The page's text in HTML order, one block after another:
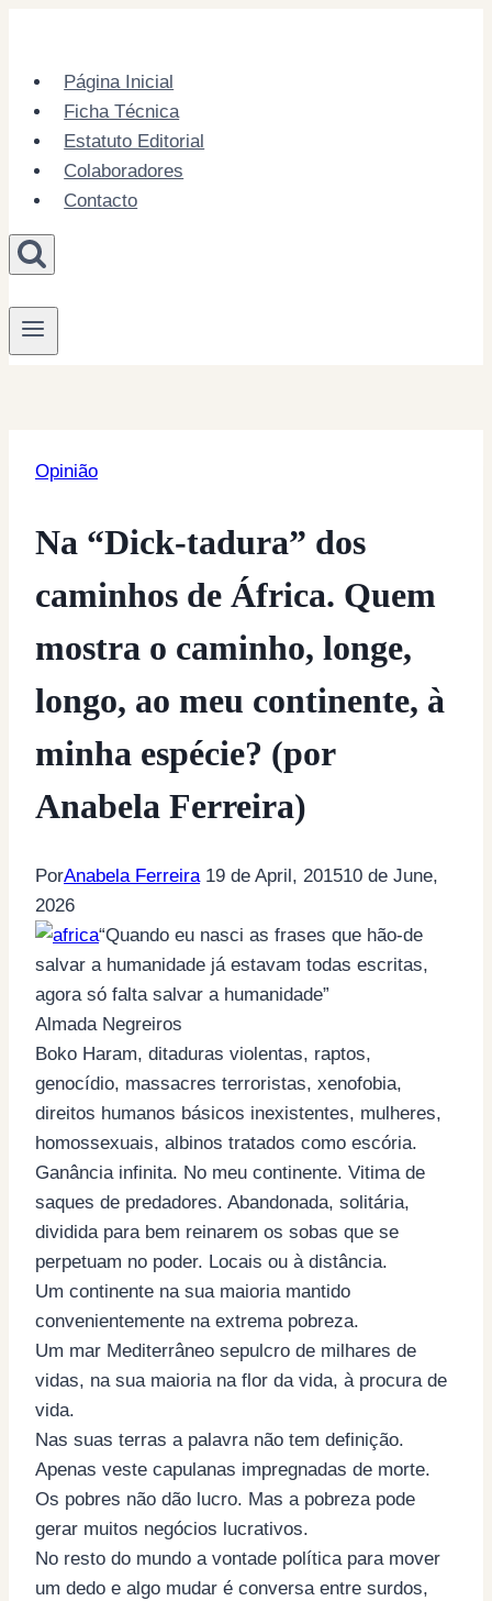
contentPágina Inicial
Ficha Técnica
Estatuto Editorial
Colaboradores
Contacto
Opinião
Na “Dick-tadura” dos
caminhos de África. Quem
mostra o caminho, longe,
longo, ao meu continente, à
minha espécie?​ (por
Anabela Ferreira)
PorAnabela Ferreira 19 de April, 201510 de June,
2026
“Quando eu nasci as frases que hão-de
salvar a humanidade já estavam todas escritas,
agora só falta salvar a humanidade”
Almada Negreiros
Boko Haram, ditaduras violentas, raptos,
genocídio, massacres terroristas, xenofobia,
direitos humanos básicos inexistentes, mulheres,
homossexuais, albinos tratados como escória.
Ganância infinita. No meu continente. Vitima de
saques de predadores. Abandonada, solitária,
dividida para bem reinarem os sobas que se
perpetuam no poder. Locais ou à distância.
Um continente na sua maioria mantido
convenientemente na extrema pobreza.
Um mar Mediterrâneo sepulcro de milhares de
vidas, na sua maioria na flor da vida, à procura de
vida.
Nas suas terras a palavra não tem definição.
Apenas veste capulanas impregnadas de morte.
Os pobres não dão lucro. Mas a pobreza pode
gerar muitos negócios lucrativos.
No resto do mundo a vontade política para mover
um dedo e algo mudar é conversa entre surdos,